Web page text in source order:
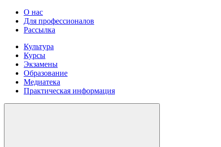
О нас
Для профессионалов
Рассылка
Культура
Курсы
Экзамены
Образование
Медиатека
Практическая информация